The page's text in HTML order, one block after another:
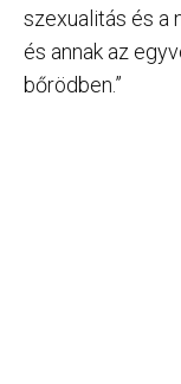
szexualitás és a
és annak az
bőrödben.”